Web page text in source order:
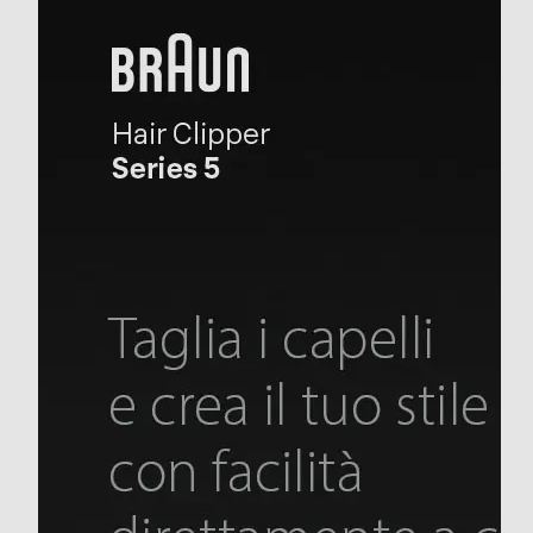
ergonomica in gomma, facilmente lavabile sotto l’acqua
corrente Taglia tutti i tipi di capelli: progettato per stili
versatili, è un ottimo regalo da uomo
Tipo di batteria
Nickel MetalHydAAA 11x43
Accessori in dotazione
Contenuto della confezione: 1 tagliacapelli, 1 pettine
piccolo (3 - 24 mm), 1 spazzola di pulizia.
Per uno styling dei capelli comodamente a casa con il
tagliacapelli Braun. Le lame ultra affilate consentono di